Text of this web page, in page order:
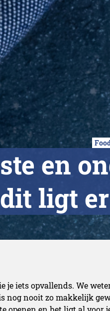
en
dit ligt
je iets opvallends. We
nog nooit zo makkelijk